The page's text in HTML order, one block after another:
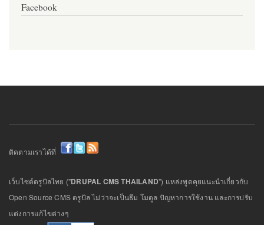
Facebook
ติดตามเราได้ที่
เว็บไซต์ดรูปัลไทย ("DRUPAL CMS THAILAND") แหล่งพูดคุยแนะนำเกี่ยวกับ
Open Source CMS ดรูปัล ไม่ว่าจะเป็นธีม โมดูล ปัญหาการใช้งาน และการปรับ
แต่งการแก้ไขต่างๆ